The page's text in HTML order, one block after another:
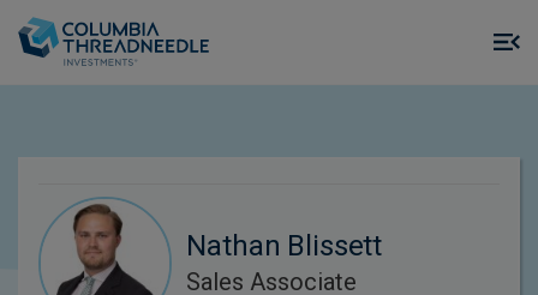
Nathan Blissett
Sales Associate